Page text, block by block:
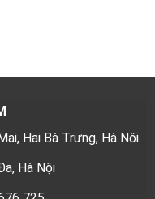
Hai Bà Trưng, Hà Nôi
Hà Nội